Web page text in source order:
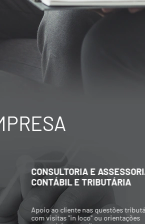
CONSULTORIA E ASSESSORIA
CONTÁBIL E TRIBUTÁRIA
Apoio ao cliente nas questões tributárias,
com visitas "in loco" ou orientações